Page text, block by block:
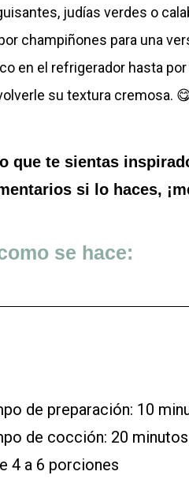
judías verdes o
champiñones para una
en el refrigerador hasta
su textura cremosa.
que te sientas
si lo haces,
se hace:
de preparación: 10
de cocción: 20 minutos
4 a 6 porciones